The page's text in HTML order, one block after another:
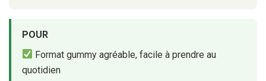
POUR
Format gummy agréable, facile à prendre au
quotidien